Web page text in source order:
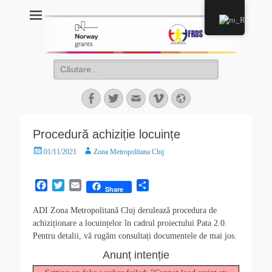
Proiect Pata 2.0
Asociaţia de Dezvoltare Intercomunitară Zona Metropolitană Cluj
Procedură achiziție locuințe
01/11/2021 Zona Metropolitana Cluj
c
e
b
i
t
t
E
a
i
Share
r
t
a
e
ADI Zona Metropolitană Cluj derulează procedura de
achiziționare a locuințelor în cadrul proiectului Pata 2.0.
Pentru detalii, vă rugăm consultați documentele de mai jos.
Anunț intenție